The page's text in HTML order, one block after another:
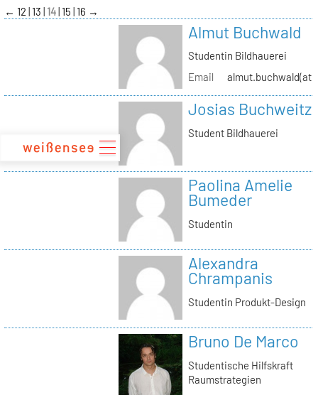
zum
Inhalt
← 12 13 14 15 16 →
Almut Buchwald
Studentin Bildhauerei
Email
Josias Buchweitz
Student Bildhauerei
Paolina Amelie
Bumeder
Studentin
Alexandra
Chrampanis
Studentin Produkt-Design
Bruno De Marco
Studentische Hilfskraft
Raumstrategien